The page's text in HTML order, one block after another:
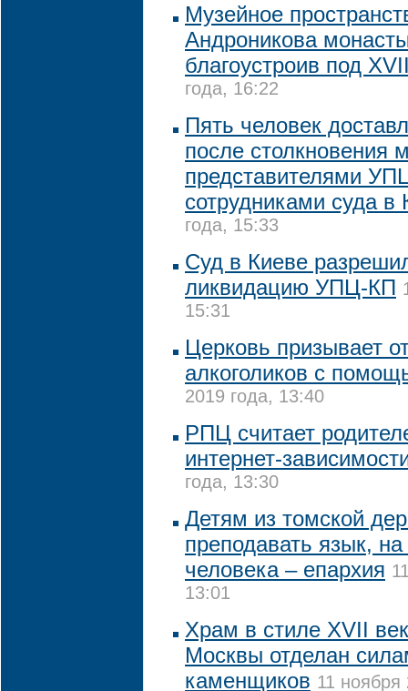
Музейное
Андроникова
благоустроив под
года, 16:22
Пять человек
после столкновения
представителями
сотрудниками суда в
года, 15:33
Суд в Киеве
ликвидацию УПЦ-КП
15:31
Церковь призывает
алкоголиков с
2019 года, 13:40
РПЦ считает
интернет-
года, 13:30
Детям из томской
преподавать язык,
человека – епархия
13:01
Храм в стиле XVII
Москвы отделан
каменщиков 11 ноября